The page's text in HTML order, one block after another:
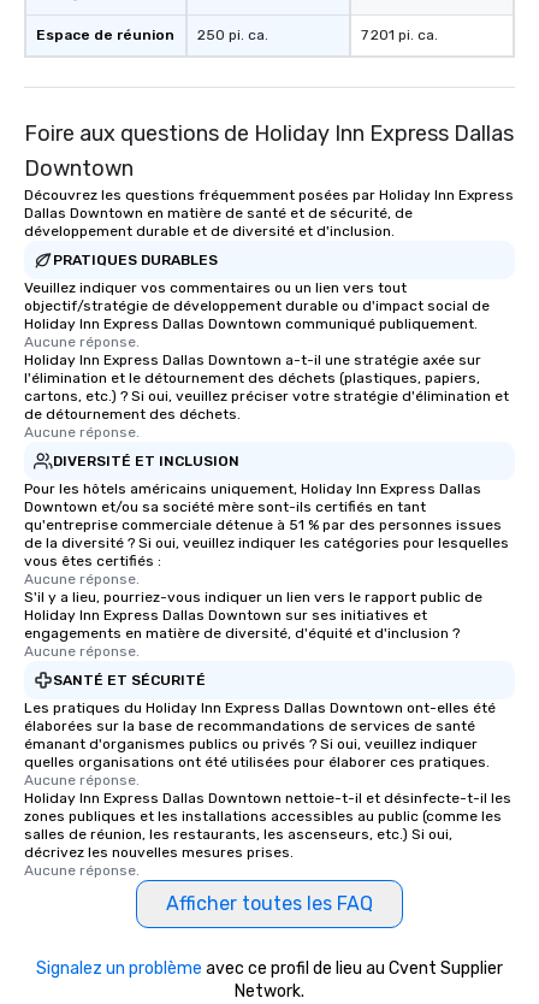
about waiting in line
restaurant or being
than desirable table.
immediate seating
a special warm
from the restaurant
be printed featuring
those Instagram
For added ease, we
as well as an event
for groups that desire
Memorable
Smacking Foodie
to gather and dine
remember. Our one-
are special, from the
last. It’s an
One of the best
convenient and
experience is
restaurants are within
walking distance of
short stroll allows
networking
heading to the next
Our tours offer an
Espace de réunion 250 pi. ca. 7 201 pi. ca.
Foire aux questions de Holiday Inn Express Dallas
Downtown
Découvrez les questions fréquemment posées par Holiday Inn Express
Dallas Downtown en matière de santé et de sécurité, de
développement durable et de diversité et d'inclusion.
PRATIQUES DURABLES
Veuillez indiquer vos commentaires ou un lien vers tout
objectif/stratégie de développement durable ou d'impact social de
Holiday Inn Express Dallas Downtown communiqué publiquement.
Aucune réponse.
Holiday Inn Express Dallas Downtown a-t-il une stratégie axée sur
l'élimination et le détournement des déchets (plastiques, papiers,
cartons, etc.) ? Si oui, veuillez préciser votre stratégie d'élimination et
de détournement des déchets.
Aucune réponse.
DIVERSITÉ ET INCLUSION
Pour les hôtels américains uniquement, Holiday Inn Express Dallas
Downtown et/ou sa société mère sont-ils certifiés en tant
qu'entreprise commerciale détenue à 51 % par des personnes issues
de la diversité ? Si oui, veuillez indiquer les catégories pour lesquelles
vous êtes certifiés :
Aucune réponse.
S'il y a lieu, pourriez-vous indiquer un lien vers le rapport public de
Holiday Inn Express Dallas Downtown sur ses initiatives et
engagements en matière de diversité, d'équité et d'inclusion ?
Aucune réponse.
SANTÉ ET SÉCURITÉ
Les pratiques du Holiday Inn Express Dallas Downtown ont-elles été
élaborées sur la base de recommandations de services de santé
émanant d'organismes publics ou privés ? Si oui, veuillez indiquer
quelles organisations ont été utilisées pour élaborer ces pratiques.
Aucune réponse.
Holiday Inn Express Dallas Downtown nettoie-t-il et désinfecte-t-il les
zones publiques et les installations accessibles au public (comme les
salles de réunion, les restaurants, les ascenseurs, etc.) Si oui,
décrivez les nouvelles mesures prises.
Aucune réponse.
Afficher toutes les FAQ
Signalez un problème avec ce profil de lieu au Cvent Supplier
Network.